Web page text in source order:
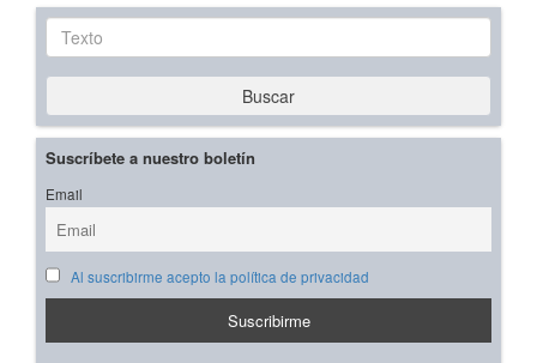
Texto
Buscar
Suscríbete a nuestro boletín
Email
Al suscribirme acepto la política de privacidad